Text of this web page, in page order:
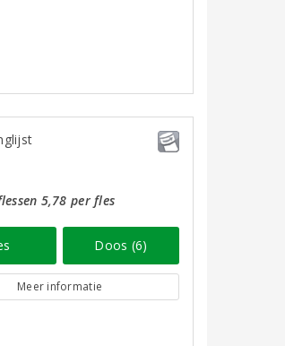
5,78 per fles
Doos (6)
Meer informatie